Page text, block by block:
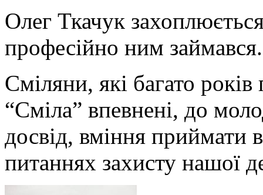
Олег Ткачук
професійно ним займався.
Сміляни, які багато
“Сміла” впевнені, до
досвід, вміння приймати
питаннях захисту нашої